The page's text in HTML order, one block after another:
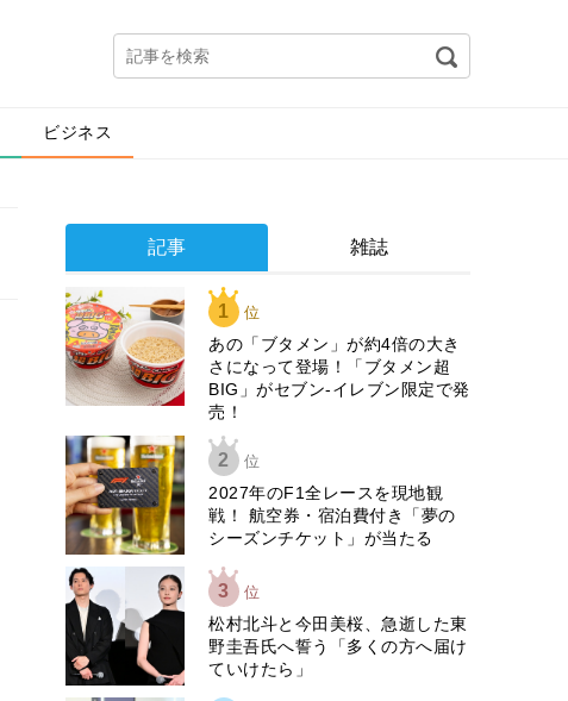
ビジネス
記事 雑誌
1 位
あの「ブタメン」が約4倍の大き
さになって登場！「ブタメン超
BIG」がセブン‐イレブン限定で発
売！
2 位
2027年のF1全レースを現地観
戦！ 航空券・宿泊費付き「夢の
シーズンチケット」が当たる
3 位
松村北斗と今田美桜、急逝した東
野圭吾氏へ誓う「多くの方へ届け
ていけたら」